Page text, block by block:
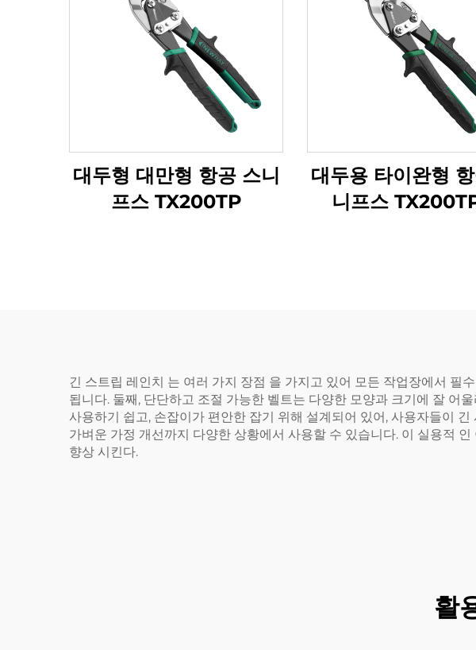
대두형 대만형 항공 스니
프스 TX200TP
대두용 타이완형
니프스
긴 스트립 레인치 는 여러 가지 장점 을 가지고 있어 모든 작업장에서 필
됩니다. 둘째, 단단하고 조절 가능한 벨트는 다양한 모양과 크기에 잘 어
사용하기 쉽고, 손잡이가 편안한 잡기 위해 설계되어 있어, 사용자들이
가벼운 가정 개선까지 다양한 상황에서 사용할 수 있습니다. 이 실용적
향상 시킨다.
활